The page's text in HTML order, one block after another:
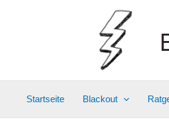
Startseite Blackout